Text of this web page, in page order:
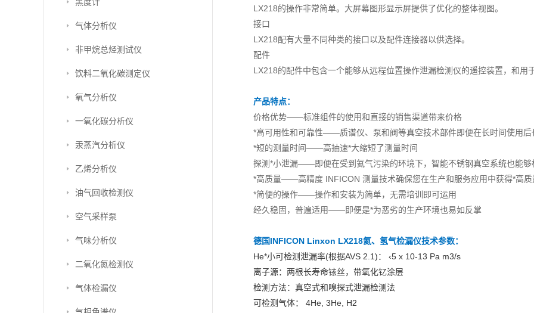
气体分析仪
非甲烷总烃测试仪
饮料二氧化碳测定仪
氧气分析仪
一氧化碳分析仪
汞蒸汽分析仪
乙烯分析仪
油气回收检测仪
空气采样泵
气味分析仪
二氧化氮检测仪
气体检漏仪
LX218的操作非常简单。大屏幕图形显示屏提供了优化的整体视图。
接口
LX218配有大量不同种类的接口以及配件连接器以供选择。
配件
LX218的配件中包含一个能够从远程位置操作泄漏检测仪的遥控装置，和用
产品特点：
价格优势——标准组件的使用和直接的销售渠道带来价格
*高可用性和可靠性——质谱仪、泵和阀等真空技术部件即便在长时间使用后
*短的测量时间——高抽速*大缩短了测量时间
探测*小泄漏——即便在受到氦气污染的环境下，智能不锈钢真空系统也能够
*高质量——高精度 INFICON 测量技术确保您在生产和服务应用中获得*高质
*简便的操作——操作和安装为简单，无需培训即可运用
经久稳固，普遍适用——即便是*为恶劣的生产环境也易如反掌
德国INFICON Linxon LX218氦、氢气检漏仪技术参数：
He*小可检测泄漏率(根据AVS 2.1)： ‹5 x 10-13 Pa m3/s
离子源：两根长寿命铱丝，带氧化钇涂层
检测方法：真空式和嗅探式泄漏检测法
可检测气体： 4He, 3He, H2